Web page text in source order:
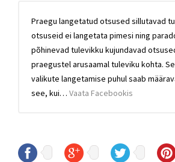
Praegu langetatud otsused sillutavad
otsuseid ei langetata pimesi ning
põhinevad tulevikku kujundavad
praegustel arusaamal tuleviku kohta.
valikute langetamise puhul saab
see, kui… Vaata Facebookis